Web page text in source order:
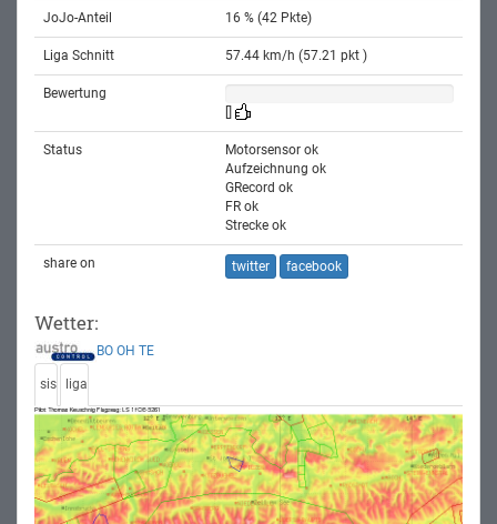
JoJo-Anteil 16 % (42 Pkte)
Liga Schnitt 57.44 km/h (57.21 pkt )
Bewertung
Status
Motorsensor ok
Aufzeichnung ok
GRecord ok
FR ok
Strecke ok
share on twitter facebook
Wetter:
BO OH TE
sis liga